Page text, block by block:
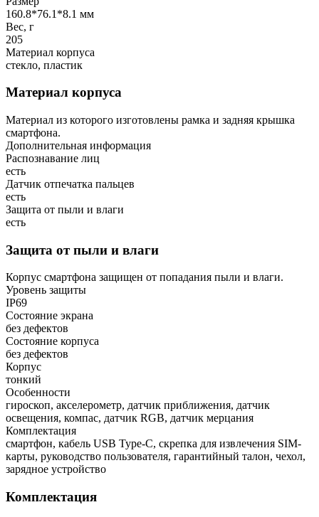
160.8*76.1*8.1 мм
Вес, г
205
Материал корпуса
стекло, пластик
Материал корпуса
Материал из которого изготовлены рамка и задняя крышка
смартфона.
Дополнительная информация
Распознавание лиц
есть
Датчик отпечатка пальцев
есть
Защита от пыли и влаги
есть
Защита от пыли и влаги
Корпус смартфона защищен от попадания пыли и влаги.
Уровень защиты
IP69
Состояние экрана
без дефектов
Состояние корпуса
без дефектов
Корпус
тонкий
Особенности
гироскоп, акселерометр, датчик приближения, датчик
освещения, компас, датчик RGB, датчик мерцания
Комплектация
смартфон, кабель USB Type-C, скрепка для извлечения SIM-
карты, руководство пользователя, гарантийный талон, чехол,
зарядное устройство
Комплектация